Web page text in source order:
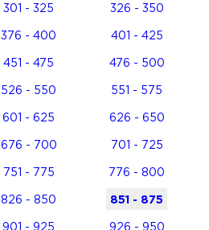
301 - 325 326 - 350
376 - 400 401 - 425
451 - 475 476 - 500
526 - 550 551 - 575
601 - 625 626 - 650
676 - 700 701 - 725
751 - 775 776 - 800
826 - 850 851 - 875
901 - 925 926 - 950